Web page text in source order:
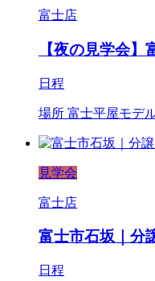
富士店
【夜の見学会】
日程
場所 富士平屋モデ
見学会
富士店
富士市石坂｜分
日程